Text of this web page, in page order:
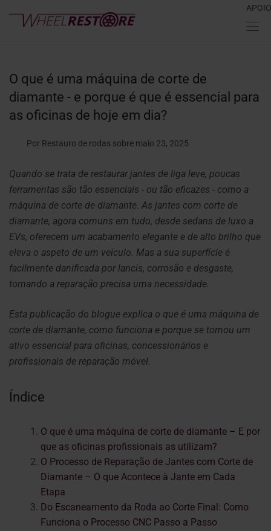
APOIO
O que é uma máquina de corte de
diamante - e porque é que é essencial para
as oficinas de hoje em dia?
Por Restauro de rodas sobre maio 23, 2025
Quando se trata de restaurar jantes de liga leve, poucas
ferramentas são tão essenciais - ou tão eficazes - como a
máquina de corte de diamante. As jantes com corte de
diamante, agora comuns em tudo, desde sedans de luxo a
EVs, oferecem um acabamento elegante e de alto brilho que
eleva o aspeto de um veículo. Mas a sua superfície é
facilmente danificada por lancis, corrosão e desgaste,
tornando a reparação precisa uma necessidade.
Esta publicação do blogue explica o que é uma máquina de
corte de diamante, como funciona e porque se tornou um
ativo essencial para oficinas, concessionários e
profissionais de reparação móvel.
Índice
O que é uma máquina de corte de diamante – E por
que as oficinas profissionais as utilizam?
O Processo de Reparação de Jantes com Corte de
Diamante – O que Acontece à Jante em Cada
Etapa
Do Escaneamento da Roda ao Corte Final: Como
Funciona o Processo CNC Passo a Passo